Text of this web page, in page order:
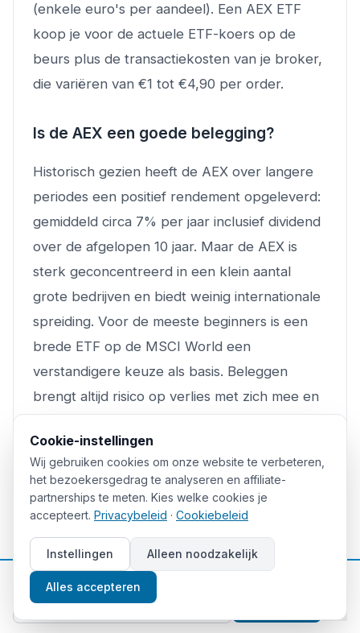
(enkele euro's per aandeel). Een AEX ETF
koop je voor de actuele ETF-koers op de
beurs plus de transactiekosten van je broker,
die variëren van €1 tot €4,90 per order.
Is de AEX een goede belegging?
Historisch gezien heeft de AEX over langere
periodes een positief rendement opgeleverd:
gemiddeld circa 7% per jaar inclusief dividend
over de afgelopen 10 jaar. Maar de AEX is
sterk geconcentreerd in een klein aantal
grote bedrijven en biedt weinig internationale
spreiding. Voor de meeste beginners is een
brede ETF op de MSCI World een
verstandigere keuze als basis. Beleggen
brengt altijd risico op verlies met zich mee en
garantie voor de toekomst.
Welke AEX aandelen moet ik kopen als
beginner?
Als beginner is het verstandiger niet op losse
AEX aandelen te wedden. Koop in plaats
daarvan een AEX ETF of een brede
Cookie-instellingen
Wij gebruiken cookies om onze website te verbeteren,
het bezoekersgedrag te analyseren en affiliate-
partnerships te meten. Kies welke cookies je
accepteert. Privacybeleid · Cookiebeleid
Instellingen Alleen noodzakelijk
Alles accepteren
📈 Gratis beleggingstips